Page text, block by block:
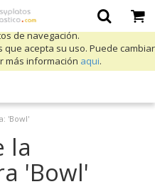
para mejorar nuestros servicios
sus preferencias mediante el
de navegación.
acepta su uso. Puede cambiar
más información aqui.
'Bowl'
la
'Bowl'